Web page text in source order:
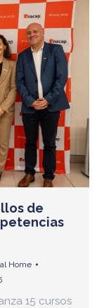
de
Home
15 cursos